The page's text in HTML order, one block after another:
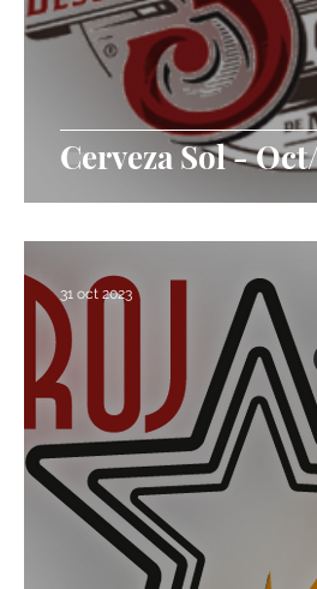
Cerveza Sol -
31 oct 2023